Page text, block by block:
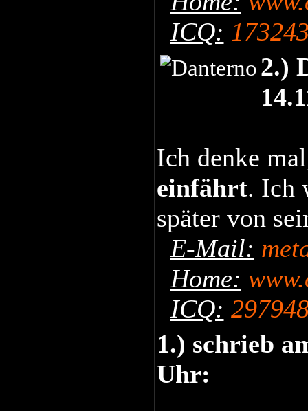
ICQ:
2.)
Ich denke
einfährt. Ich
später von
E-Mail:
Home:
ICQ:
1.) schrieb
Uhr: